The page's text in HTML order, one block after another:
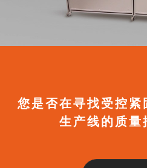
您是否在寻找受控
生产线的质量